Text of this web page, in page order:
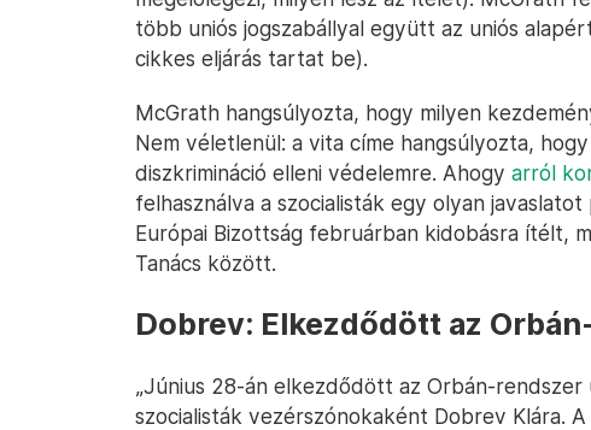
több uniós jogszabállyal együtt az uniós
cikkes eljárás tartat be).
McGrath hangsúlyozta, hogy milyen
Nem véletlenül: a vita címe hangsúlyozta,
diszkrimináció elleni védelemre. Ahogy arról
felhasználva a szocialisták egy olyan
Európai Bizottság februárban kidobásra ítélt,
Tanács között.
Dobrev: Elkezdődött az
„Június 28-án elkezdődött az Orbán-rendszer
szocialisták vezérszónokaként Dobrev Klára.